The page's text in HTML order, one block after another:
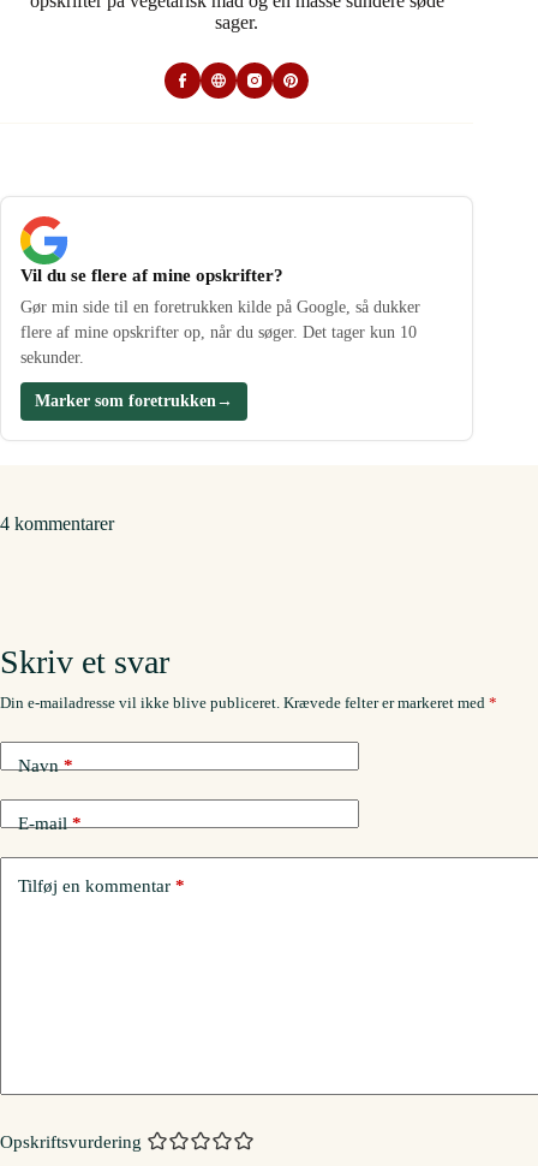
sager.
Vil du se flere af mine opskrifter?
Gør min side til en foretrukken kilde på Google, så dukker
flere af mine opskrifter op, når du søger. Det tager kun 10
sekunder.
Marker som foretrukken →
4 kommentarer
Skriv et svar
Din e-mailadresse vil ikke blive publiceret. Krævede felter er markeret med *
Navn*
E-mail*
Tilføj en kommentar *
Opskriftsvurdering